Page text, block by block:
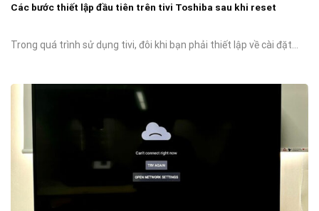
Các bước thiết lập đầu tiên trên tivi Toshiba sau khi reset
Trong quá trình sử dụng tivi, đôi khi bạn phải thiết lập về cài đặt...